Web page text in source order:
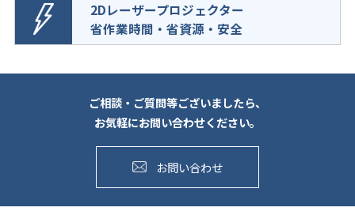
2Dレーザープロジェクター
省作業時間・省資源・安全
ご相談・ご質問等ございましたら、
お気軽にお問い合わせください。
お問い合わせ